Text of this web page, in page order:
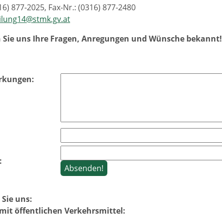
877-2025, Fax-Nr.: (0316) 877-2480
uns Ihre Fragen, Anregungen und Wünsche bekannt!
uns:
öffentlichen Verkehrsmittel: